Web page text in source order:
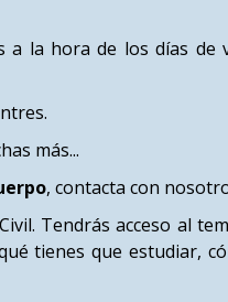
la hora de los días de
más...
, contacta con
Tendrás acceso al
tienes que estudiar,